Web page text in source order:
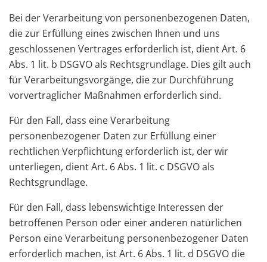
Bei der Verarbeitung von personenbezogenen Daten,
die zur Erfüllung eines zwischen Ihnen und uns
geschlossenen Vertrages erforderlich ist, dient Art. 6
Abs. 1 lit. b DSGVO als Rechtsgrundlage. Dies gilt auch
für Verarbeitungsvorgänge, die zur Durchführung
vorvertraglicher Maßnahmen erforderlich sind.
Für den Fall, dass eine Verarbeitung
personenbezogener Daten zur Erfüllung einer
rechtlichen Verpflichtung erforderlich ist, der wir
unterliegen, dient Art. 6 Abs. 1 lit. c DSGVO als
Rechtsgrundlage.
Für den Fall, dass lebenswichtige Interessen der
betroffenen Person oder einer anderen natürlichen
Person eine Verarbeitung personenbezogener Daten
erforderlich machen, ist Art. 6 Abs. 1 lit. d DSGVO die